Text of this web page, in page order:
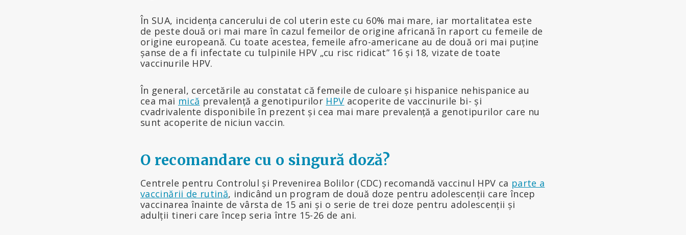
În SUA, incidența cancerului de col uterin este cu 60% mai mare, iar mortalitatea este
de peste două ori mai mare în cazul femeilor de origine africană în raport cu femeile de
origine europeană. Cu toate acestea, femeile afro-americane au de două ori mai puține
șanse de a fi infectate cu tulpinile HPV „cu risc ridicat” 16 și 18, vizate de toate
vaccinurile HPV.
În general, cercetările au constatat că femeile de culoare și hispanice nehispanice au
cea mai mică prevalență a genotipurilor HPV acoperite de vaccinurile bi- și
cvadrivalente disponibile în prezent și cea mai mare prevalență a genotipurilor care nu
sunt acoperite de niciun vaccin.
O recomandare cu o singură doză?
Centrele pentru Controlul și Prevenirea Bolilor (CDC) recomandă vaccinul HPV ca parte a
vaccinării de rutină, indicând un program de două doze pentru adolescenții care încep
vaccinarea înainte de vârsta de 15 ani și o serie de trei doze pentru adolescenții și
adulții tineri care încep seria între 15-26 de ani.